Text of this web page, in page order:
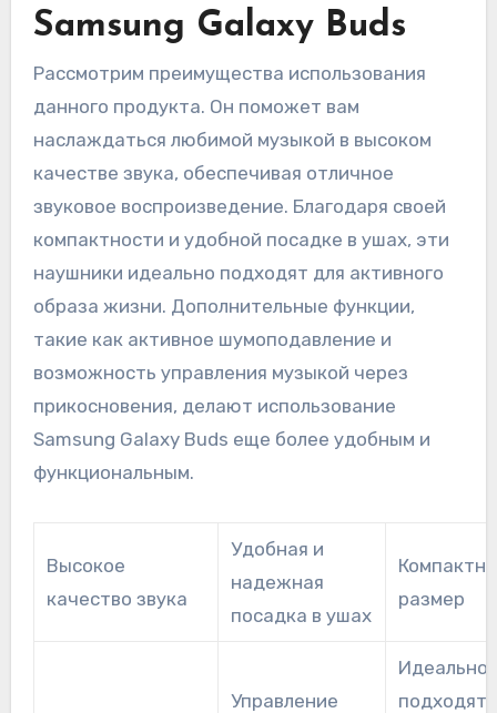
Samsung Galaxy Buds
Рассмотрим преимущества использования
данного продукта. Он поможет вам
наслаждаться любимой музыкой в высоком
качестве звука, обеспечивая отличное
звуковое воспроизведение. Благодаря своей
компактности и удобной посадке в ушах, эти
наушники идеально подходят для активного
образа жизни. Дополнительные функции,
такие как активное шумоподавление и
возможность управления музыкой через
прикосновения, делают использование
Samsung Galaxy Buds еще более удобным и
функциональным.
Высокое
качество звука
Удобная и
надежная
посадка в ушах
размер
Управление
Идеально
подходят